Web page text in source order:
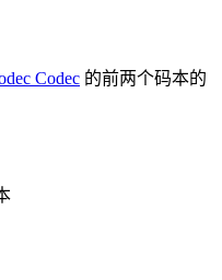
Codec 的前两个码本的